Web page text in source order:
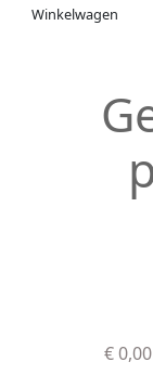
Winkelwagen
€ 0,00